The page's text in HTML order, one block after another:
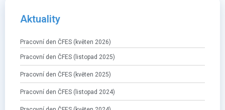
Aktuality
Pracovní den ČFES (květen 2026)
Pracovní den ČFES (listopad 2025)
Pracovní den ČFES (květen 2025)
Pracovní den ČFES (listopad 2024)